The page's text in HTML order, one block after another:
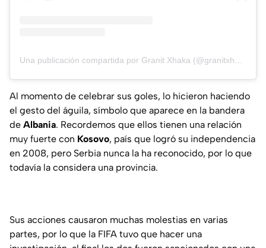
Al momento de celebrar sus goles, lo hicieron haciendo
el gesto del águila, símbolo que aparece en la bandera
de Albania. Recordemos que ellos tienen una relación
muy fuerte con Kosovo, país que logró su independencia
en 2008, pero Serbia nunca la ha reconocido, por lo que
todavía la considera una provincia.
Sus acciones causaron muchas molestias en varias
partes, por lo que la FIFA tuvo que hacer una